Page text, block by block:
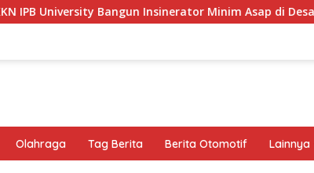
Minim Asap di Desa Sumberagung Blora,
Olahraga Tag Berita Berita Otomotif Lainnya